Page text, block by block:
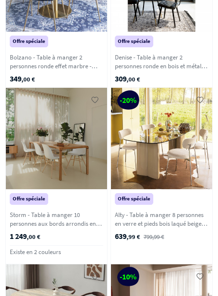
Offre spéciale
Bolzano - Table à manger 2
personnes ronde effet marbre -
Blanc
349,00 €
Offre spéciale
Denise - Table à manger 2
personnes ronde en bois et métal -
Bois foncé
309,00 €
Offre spéciale
Storm - Table à manger 10
personnes aux bords arrondis en
bois - Bois clair
1 249,00 €
Existe en 2 couleurs
-20%
Offre spéciale
Alty - Table à manger 8 personnes
en verre et pieds bois laqué beige -
Verre ambré
639,99 € 799,99 €
-10%